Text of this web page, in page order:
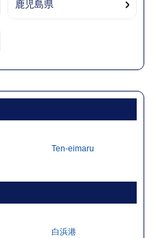
鹿児島県
Ten-eimaru
白浜港